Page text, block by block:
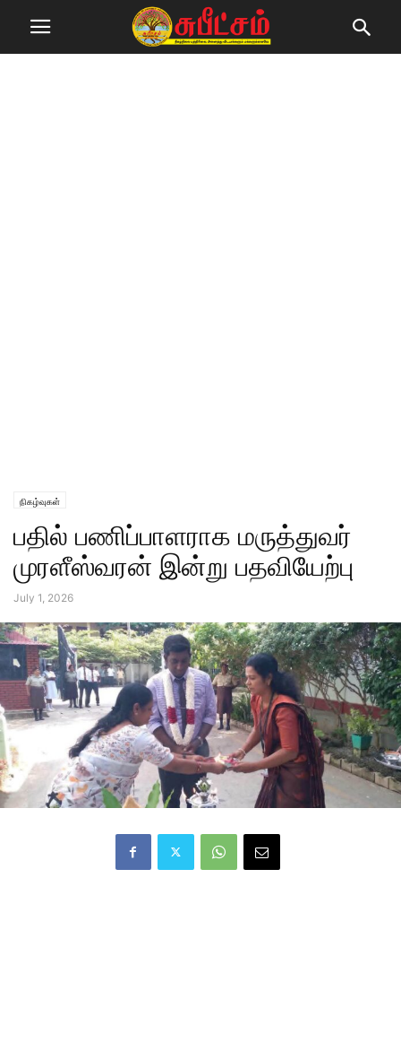
நிகழ்வுகள்
பதில் பணிப்பாளராக மருத்துவர்
முரளீஸ்வரன் இன்று பதவியேற்பு
July 1, 2026